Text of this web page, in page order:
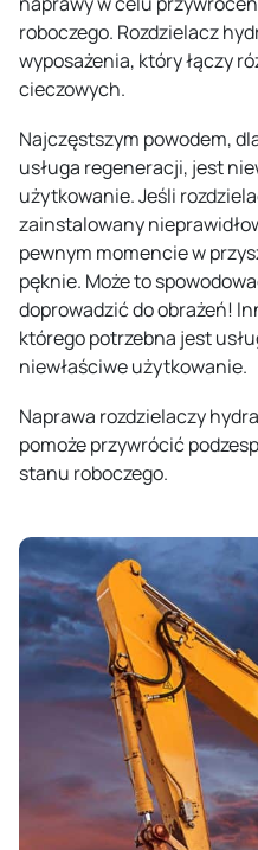
roboczego. Rozdzielacz
wyposażenia, który łączy
cieczowych.
Najczęstszym powodem,
usługa regeneracji, jest
użytkowanie. Jeśli
zainstalowany
pewnym momencie w
pęknie. Może to
doprowadzić do obrażeń!
którego potrzebna jest
niewłaściwe użytkowanie.
Naprawa rozdzielaczy
pomoże przywrócić
stanu roboczego.